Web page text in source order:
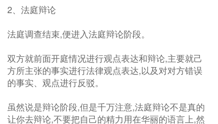
2、法庭辩论
法庭调查结束,便进入法庭辩论阶段。
双方就前面开庭情况进行观点表达和辩论,主要就己
方所主张的事实进行法律观点表达,以及对对方错误
的事实、观点进行反驳。
虽然说是辩论阶段,但是千万注意,法庭辩论不是真的
让你去辩论,不要把自己的精力用在华丽的语言上,然